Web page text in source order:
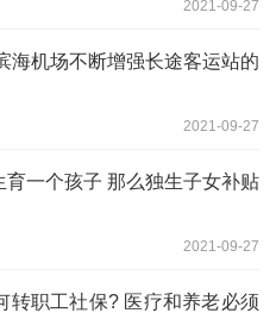
2021-09-27
海机场不断增强长途客运站的
2021-09-27
一个孩子 那么独生子女补贴
2021-09-27
转职工社保? 医疗和养老必须